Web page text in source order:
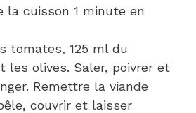
la cuisson 1 minute en
tomates, 125 ml du
les olives. Saler, poivrer et
Remettre la viande
couvrir et laisser